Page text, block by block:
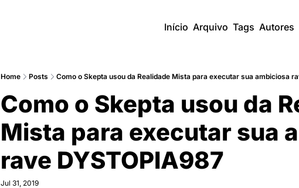
Início Arquivo Tags Autores
Home Posts Como o Skepta usou da Realidade Mista para executar sua ambiciosa
Como o Skepta usou da
Mista para executar sua
rave DYSTOPIA987
Jul 31, 2019